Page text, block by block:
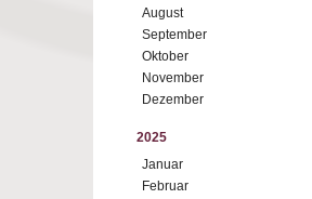
August
September
Oktober
November
Dezember
2025
Januar
Februar